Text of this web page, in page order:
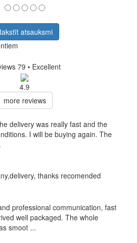
atsauksmi
79 • Excellent
4.9
more reviews
delivery was really fast and the
I will be buying again. The
thanks recomended
professional communication, fast
well packaged. The whole
smoot ...